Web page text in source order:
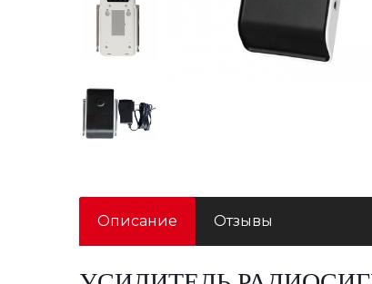
Описание Отзывы